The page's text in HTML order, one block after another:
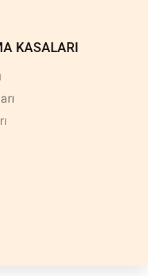
KASALARI